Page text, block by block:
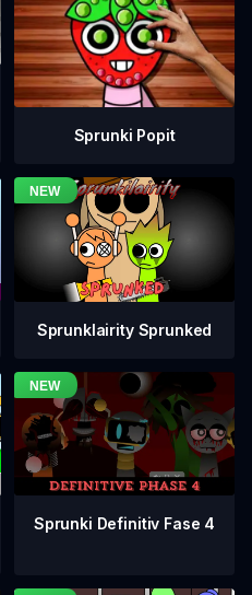
Sprunki Popit
Sprunklairity Sprunked
Sprunki Definitiv Fase 4